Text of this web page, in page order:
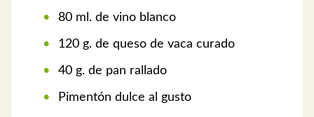
80 ml. de vino blanco
120 g. de queso de vaca curado
40 g. de pan rallado
Pimentón dulce al gusto